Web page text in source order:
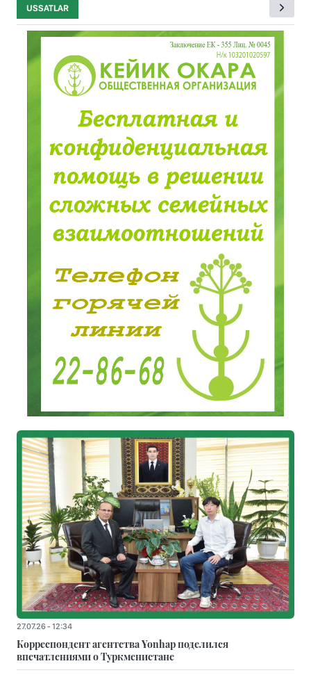
USSATLAR
27.07.26 - 12:34
Корреспондент агентства Yonhap поделился
впечатлениями о Туркменистане